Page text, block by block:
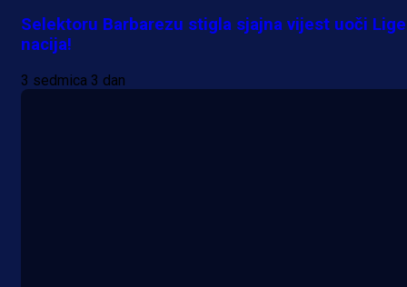
Selektoru Barbarezu stigla sjajna vijest uoči Lige
nacija!
3 sedmica 3 dan